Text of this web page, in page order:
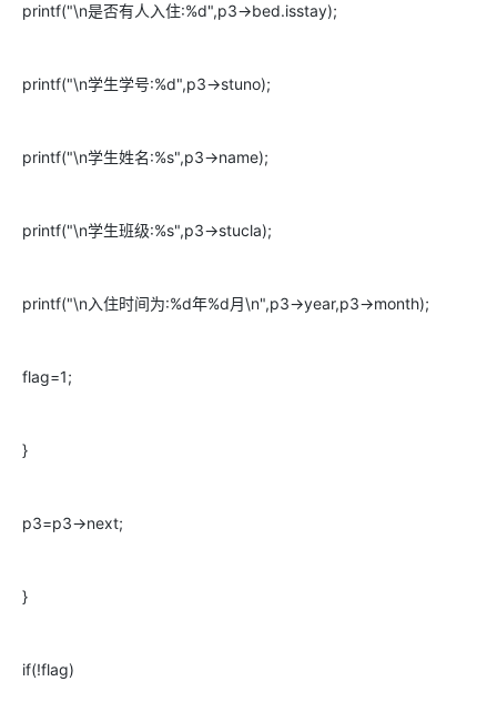
printf("\n是否有人入住:%d",p3->bed.isstay);
printf("\n学生学号:%d",p3->stuno);
printf("\n学生姓名:%s",p3->name);
printf("\n学生班级:%s",p3->stucla);
printf("\n入住时间为:%d年%d月\n",p3->year,p3->month);
flag=1;
}
p3=p3->next;
}
if(!flag)